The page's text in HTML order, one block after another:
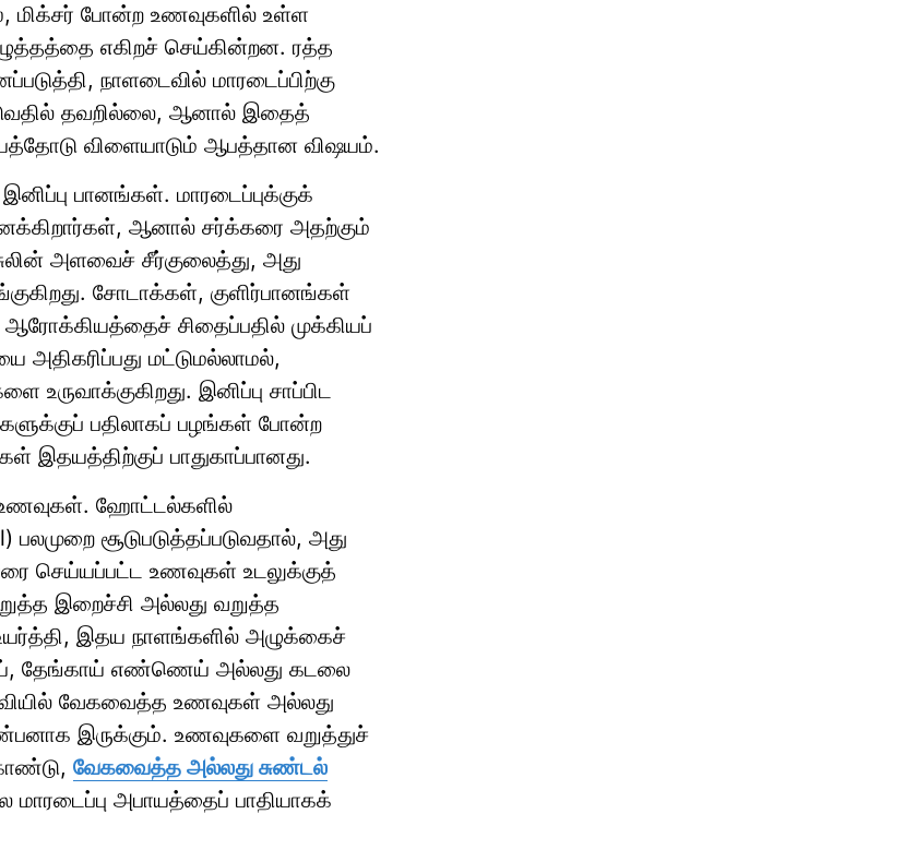
மிக்சர் போன்ற உணவுகளில் உள்ள
எகிறச் செய்கின்றன. ரத்த
நாளடைவில் மாரடைப்பிற்கு
தவறில்லை, ஆனால் இதைத்
விளையாடும் ஆபத்தான விஷயம்.
பானங்கள். மாரடைப்புக்குக்
ஆனால் சர்க்கரை அதற்கும்
அளவைச் சீர்குலைத்து, அது
சோடாக்கள், குளிர்பானங்கள்
சிதைப்பதில் முக்கியப்
மட்டுமல்லாமல்,
இனிப்பு சாப்பிட
பதிலாகப் பழங்கள் போன்ற
இதயத்திற்குப் பாதுகாப்பானது.
ஹோட்டல்களில்
சூடுபடுத்தப்படுவதால், அது
செய்யப்பட்ட உணவுகள் உடலுக்குத்
இறைச்சி அல்லது வறுத்த
இதய நாளங்களில் அழுக்கைச்
தேங்காய் எண்ணெய் அல்லது கடலை
வேகவைத்த உணவுகள் அல்லது
இருக்கும். உணவுகளை வறுத்துச்
வேகவைத்த அல்லது சுண்டல்
அபாயத்தைப் பாதியாகக்